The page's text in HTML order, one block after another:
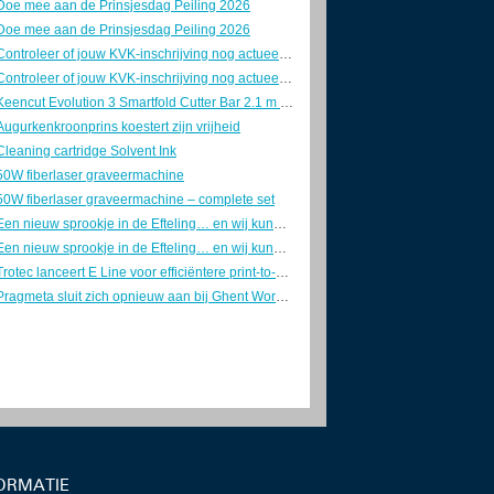
mee aan de Prinsjesdag Peiling 2026
mee aan de Prinsjesdag Peiling 2026
Controleer of jouw KVK-inschrijving nog actueel is
Controleer of jouw KVK-inschrijving nog actueel is
Keencut Evolution 3 Smartfold Cutter Bar 2.1 m – z.g.a.n.
koestert zijn vrijheid
cartridge Solvent Ink
fiberlaser graveermachine
fiberlaser graveermachine – complete set
Een nieuw sprookje in de Efteling… en wij kunnen niet wachten!
Een nieuw sprookje in de Efteling… en wij kunnen niet wachten!
Trotec lanceert E Line voor efficiëntere print-to-cut-productie in sign en display
Pragmeta sluit zich opnieuw aan bij Ghent Workgroup